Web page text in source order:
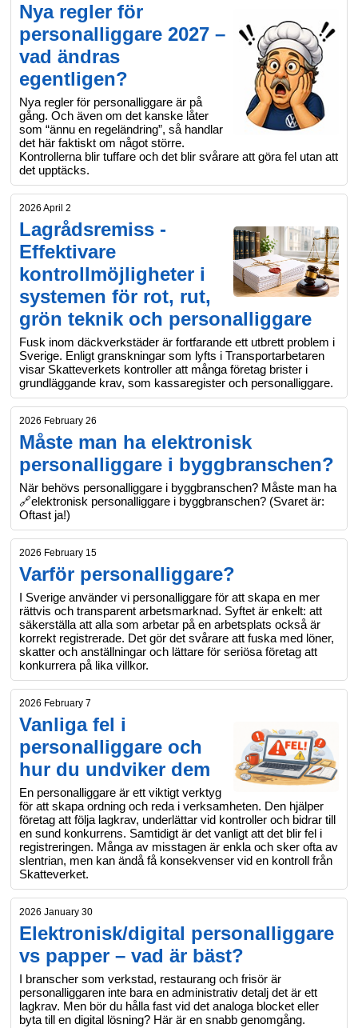
Nya regler för
personalliggare 2027 –
vad ändras
egentligen?
Nya regler för personalliggare är på
gång. Och även om det kanske låter
som “ännu en regeländring”, så handlar
det här faktiskt om något större.
Kontrollerna blir tuffare och det blir svårare att göra fel utan att
det upptäcks.
2026 April 2
Lagrådsremiss -
Effektivare
kontrollmöjligheter i
systemen för rot, rut,
grön teknik och personalliggare
Fusk inom däckverkstäder är fortfarande ett utbrett problem i
Sverige. Enligt granskningar som lyfts i Transportarbetaren
visar Skatteverkets kontroller att många företag brister i
grundläggande krav, som kassaregister och personalliggare.
2026 February 26
Måste man ha elektronisk
personalliggare i byggbranschen?
När behövs personalliggare i byggbranschen? Måste man ha
🔗elektronisk personalliggare i byggbranschen? (Svaret är:
Oftast ja!)
2026 February 15
Varför personalliggare?
I Sverige använder vi personalliggare för att skapa en mer
rättvis och transparent arbetsmarknad. Syftet är enkelt: att
säkerställa att alla som arbetar på en arbetsplats också är
korrekt registrerade. Det gör det svårare att fuska med löner,
skatter och anställningar och lättare för seriösa företag att
konkurrera på lika villkor.
2026 February 7
Vanliga fel i
personalliggare och
hur du undviker dem
En personalliggare är ett viktigt verktyg
för att skapa ordning och reda i verksamheten. Den hjälper
företag att följa lagkrav, underlättar vid kontroller och bidrar till
en sund konkurrens. Samtidigt är det vanligt att det blir fel i
registreringen. Många av misstagen är enkla och sker ofta av
slentrian, men kan ändå få konsekvenser vid en kontroll från
Skatteverket.
2026 January 30
Elektronisk/digital personalliggare
vs papper – vad är bäst?
I branscher som verkstad, restaurang och frisör är
personalliggaren inte bara en administrativ detalj det är ett
lagkrav. Men bör du hålla fast vid det analoga blocket eller
byta till en digital lösning? Här är en snabb genomgång.